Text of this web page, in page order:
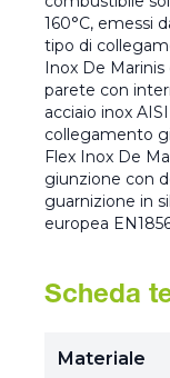
160°C, emessi
tipo di
Inox De
parete con
acciaio inox
collegamento
Flex Inox De
giunzione con
guarnizione in
europea
Scheda
Materiale